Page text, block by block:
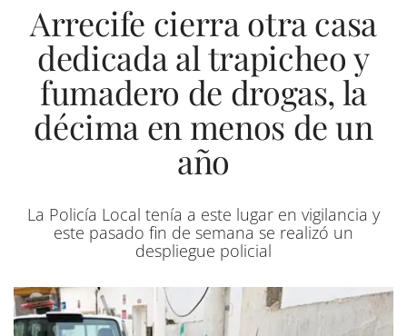
Arrecife cierra otra casa
dedicada al trapicheo y
fumadero de drogas, la
décima en menos de un
año
La Policía Local tenía a este lugar en vigilancia y
este pasado fin de semana se realizó un
despliegue policial